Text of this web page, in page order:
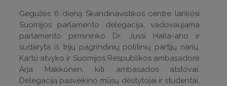
Gegužės 6 dieną Skandinavistikos centre lankėsi
Suomijos parlamento delegacija, vadovaujama
parlamento pirmininko Dr. Jussi Halla-aho ir
sudaryta iš trijų pagrindinių politinių partijų narių.
Kartu atvyko ir Suomijos Respublikos ambasadorė
Arja Makkonen, kiti ambasados atstovai.
Delegaciją pasveikino mūsų dėstytojai ir studentai,